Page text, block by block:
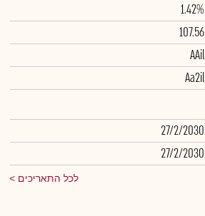
1.42%
107.56
AAil
Aa2il
27/2/2030
27/2/2030
לכל התאריכים